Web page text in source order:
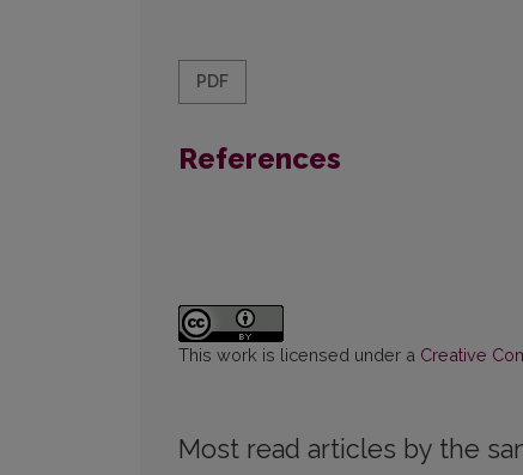
PDF
References
This work is licensed under a Creative
Most read articles by the